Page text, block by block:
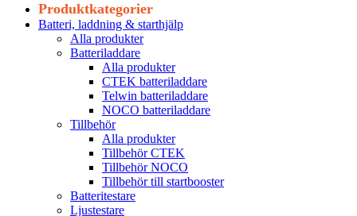
Produktkategorier
Batteri, laddning & starthjälp
Alla produkter
Batteriladdare
Alla produkter
CTEK batteriladdare
Telwin batteriladdare
NOCO batteriladdare
Tillbehör
Alla produkter
Tillbehör CTEK
Tillbehör NOCO
Tillbehör till startbooster
Batteritestare
Ljustestare